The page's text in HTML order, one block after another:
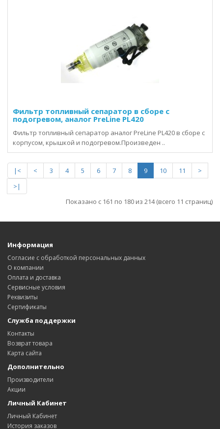
Фильтр топливный сепаратор в сборе с
подогревом, аналог PreLine PL420
Фильтр топливный сепаратор аналог PreLine PL420 в сборе с
корпусом, крышкой и подогревом.Произведен ..
|< < 3 4 5 6 7 8 9 10 11
>
>|
Показано с 161 по 180 из 214 (всего 11 страниц)
Информация
Согласие с обработкой персональных данных
О компании
Оплата и доставка
Сервисные условия
Реквизиты
Сертификаты
Служба поддержки
Контакты
Возврат товара
Карта сайта
Дополнительно
Производители
Акции
Личный Кабинет
Личный Кабинет
История заказов